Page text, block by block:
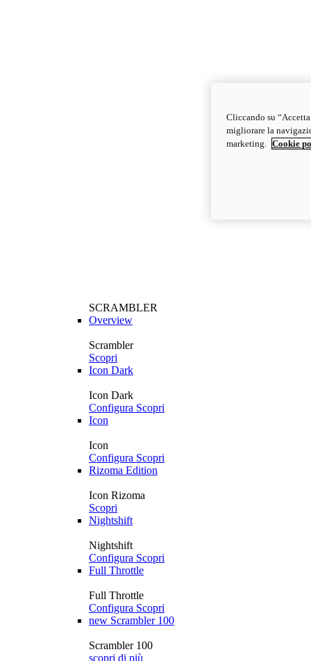
SCRAMBLER
Overview
Scrambler
Scopri
Icon Dark
Icon Dark
Configura Scopri
Icon
Icon
Configura Scopri
Rizoma Edition
Icon Rizoma
Scopri
Nightshift
Nightshift
Configura Scopri
Full Throttle
Full Throttle
Configura Scopri
new Scrambler 100
Scrambler 100
scopri di più
Cliccando su
migliorare la
marketing.
Cookie